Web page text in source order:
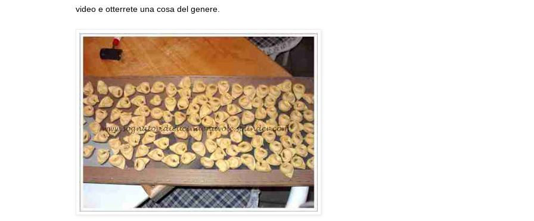
video e otterrete una cosa del genere.